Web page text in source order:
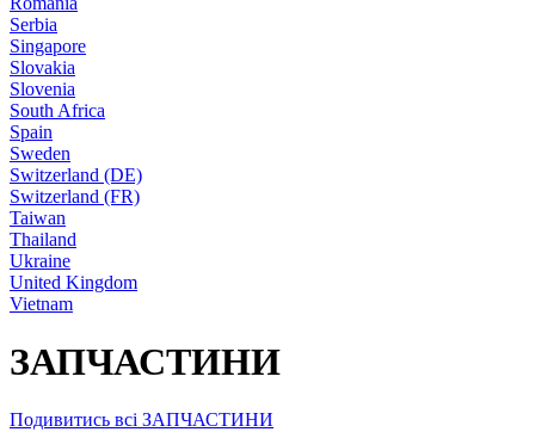
Serbia
Singapore
Slovakia
Slovenia
South Africa
Spain
Sweden
Switzerland (DE)
Switzerland (FR)
Taiwan
Thailand
Ukraine
United Kingdom
Vietnam
ЗАПЧАСТИНИ
Подивитись всі ЗАПЧАСТИНИ